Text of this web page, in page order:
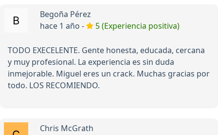
Begoña Pérez
hace 1 año -
5 (Experiencia positiva)
TODO EXECELENTE. Gente honesta, educada, cercana
y muy profesional. La experiencia es sin duda
inmejorable. Miguel eres un crack. Muchas gracias por
todo. LOS RECOMIENDO.
Chris McGrath